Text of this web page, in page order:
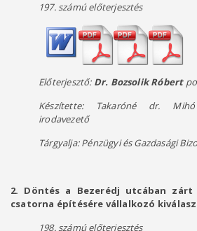
197. számú előterjesztés
Előterjesztő: Dr. Bozsolik Róbert
Készítette:
Takaróné dr.
irodavezető
Tárgyalja: Pénzügyi és Gazdasági
2. Döntés a Bezerédj utcában zárt
csatorna építésére vállalkozó
198. számú előterjesztés